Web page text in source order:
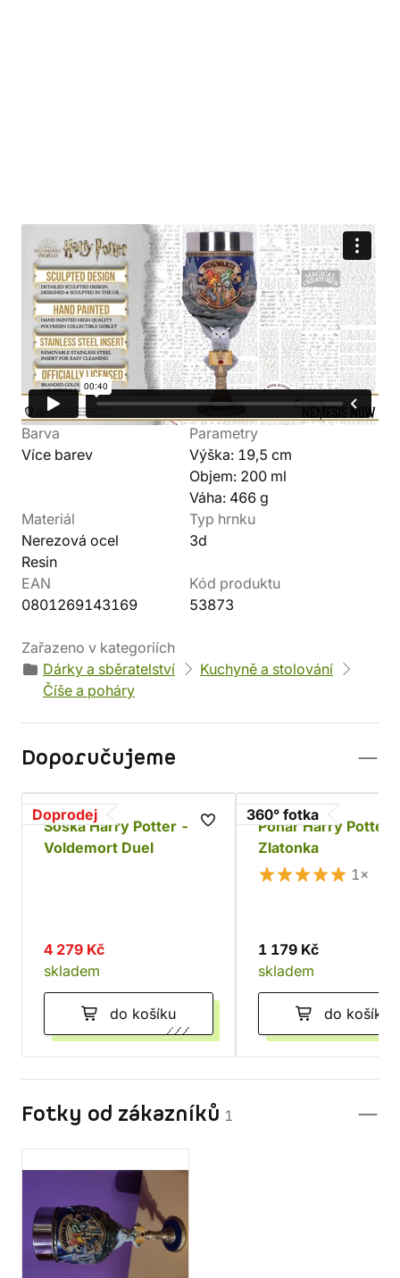
Detaily produktu
Svět
Harry Potter
Výrobce
Nemesis Now
Kolekce
Bradavice
Postava
Barva
Více barev
Parametry
Výška: 19,5 cm
Objem: 200 ml
Váha: 466 g
Materiál
Nerezová ocel
Resin
Typ hrnku
3d
EAN
0801269143169
Kód produktu
53873
Zařazeno v kategoriích
Dárky a sběratelství
Kuchyně a stolování
Číše a poháry
Doporučujeme
Doprodej
Soška Harry Potter -
Voldemort Duel
4 279 Kč
skladem
do košíku
360° fotka
Pohár Harry Potter
Zlatonka
1×
1 179 Kč
skladem
do košíku
Fotky od zákazníků 1